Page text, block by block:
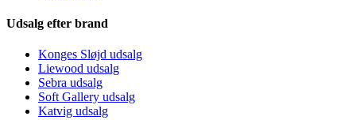
Udsalg efter brand
Konges Sløjd udsalg
Liewood udsalg
Sebra udsalg
Soft Gallery udsalg
Katvig udsalg